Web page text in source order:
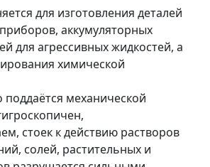
для изготовления деталей
аккумуляторных
для агрессивных жидкостей, а
химической
механической
стоек к действию растворов
солей, растительных и